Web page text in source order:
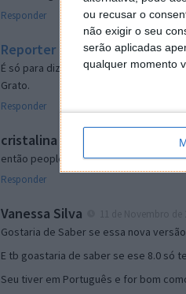
ou recusar o
não exigir o seu
serão aplicadas
qualquer momento
Responder
Reporter 7 de Novembro de 2005 às
É só para dizer que ainda não me
Grato.
Responder
cristalina 11 de Novembro de 2005
então people
Responder
Vanessa Silva
Gostaria de Saber se essa nova
E tb goastaria de saber se ese 8.0 só
Seu tiver em Português e for bom